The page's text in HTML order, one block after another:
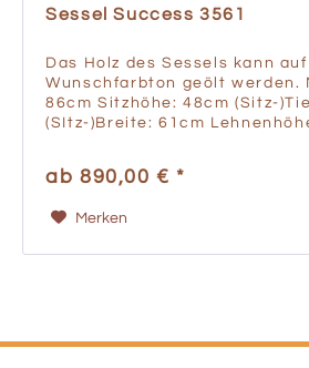
Sessel Success 3561
Das Holz des Sessels kann
Wunschfarbton geölt werden.
86cm Sitzhöhe: 48cm (Sitz-
(SItz-)Breite: 61cm
ab 890,00 € *
Merken